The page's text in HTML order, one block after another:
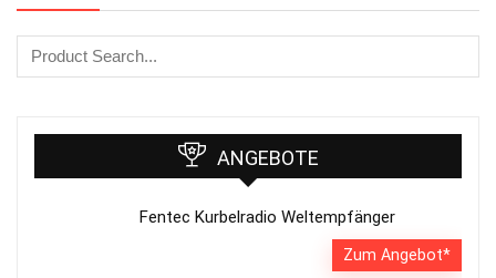
ANGEBOTE
Fentec Kurbelradio Weltempfänger
Zum Angebot*